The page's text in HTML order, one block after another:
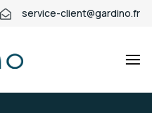
service-client@gardino.fr